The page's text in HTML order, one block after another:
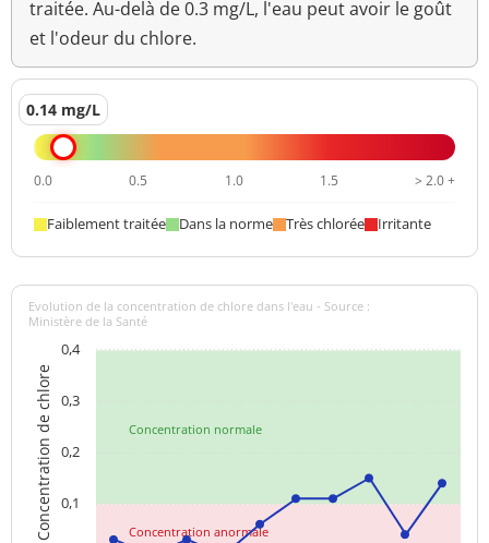
pH 8,0 unité pH
unité pH
Saveur (qualitatif)
Aucun
Température de l'eau 13,8 °C <=25 °C
mesure du pH
21,8 °C
néphélométrique NFU
<0,2 NFU <=2 NFU
traitée. Au-delà de 0.3 mg/L, l'eau peut avoir le goût
et l'odeur du chlore.
0.14 mg/L
0.0 0.5 1.0 1.5 > 2.0 +
Faiblement traitée Dans la norme Très chlorée Irritante
Concentration normale
Concentration anormale
Concentration de chlore
Evolution de la concentration de chlore dans l'eau - Source :
Ministère de la Santé
0,1
0,2
0,3
0,4